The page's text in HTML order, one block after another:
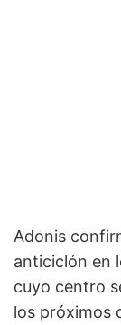
Adonis
anticiclón en
cuyo centro
los próximos